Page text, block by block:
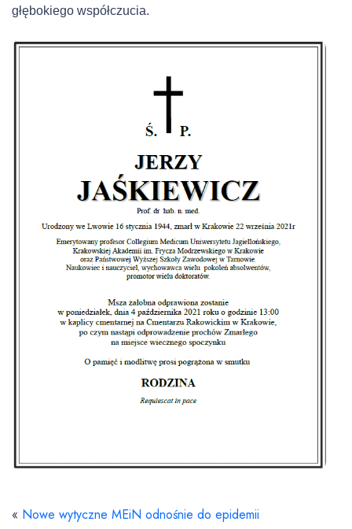
głębokiego współczucia.
« Nowe wytyczne MEiN odnośnie do epidemii